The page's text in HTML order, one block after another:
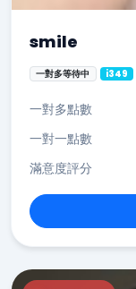
smile
一對多等待中 i349
一對多點數
一對一點數
滿意度評分